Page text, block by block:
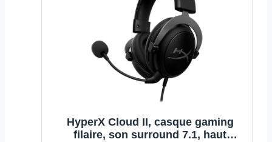
HyperX Cloud II, casque gaming
filaire, son surround 7.1, haut